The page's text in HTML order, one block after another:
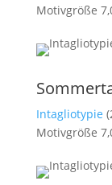
Motivgröße
Intagliotypie
Motivgröße